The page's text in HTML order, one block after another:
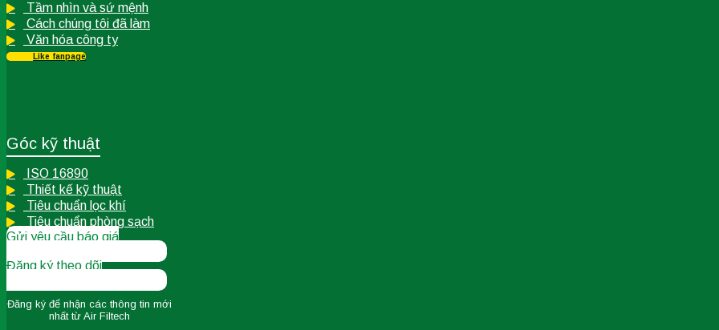
Tầm nhìn và sứ mệnh
Cách chúng tôi đã làm
Văn hóa công ty
Like fanpage
Góc kỹ thuật
ISO 16890
Thiết kế kỹ thuật
Tiêu chuẩn lọc khí
Tiêu chuẩn phòng sạch
Gửi yêu cầu báo giá
Đăng ký theo dõi
Đăng ký để nhận các thông tin mới
nhất từ Air Filtech